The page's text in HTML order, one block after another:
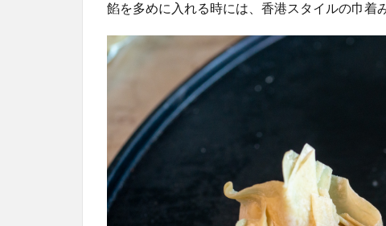
餡を多めに入れる時には、香港スタイルの巾着